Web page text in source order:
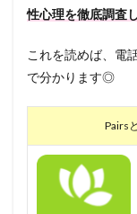
性心理を徹底調査
これを読めば、電
で分かります◎
Pairs